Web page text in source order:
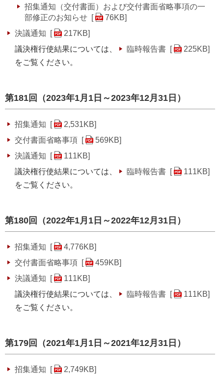
招集通知（交付書面）および交付書面省略事項の一
部修正のお知らせ [
76KB]
決議通知 [
217KB]
議決権行使結果については、
臨時報告書 [ 225KB]
をご覧ください。
第181回（2023年1月1日～2023年12月31日）
招集通知 [ 2,531KB]
交付書面省略事項 [
569KB]
決議通知 [
111KB]
議決権行使結果については、
臨時報告書 [ 111KB]
をご覧ください。
第180回（2022年1月1日～2022年12月31日）
招集通知 [ 4,776KB]
交付書面省略事項 [
459KB]
決議通知 [
111KB]
議決権行使結果については、
臨時報告書 [ 111KB]
をご覧ください。
第179回（2021年1月1日～2021年12月31日）
招集通知 [ 2,749KB]